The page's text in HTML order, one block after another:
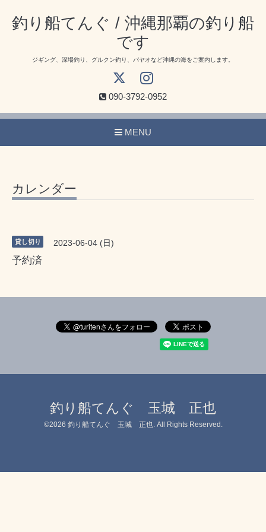
釣り船てんぐ / 沖縄那覇の釣り船
です
ジギング、深場釣り、グルクン釣り、パヤオなど沖縄の海をご案内します。
090-3792-0952
MENU
カレンダー
貸し切り 2023-06-04 (日)
予約済
釣り船てんぐ 玉城 正也
©2026 釣り船てんぐ 玉城 正也. All Rights Reserved.